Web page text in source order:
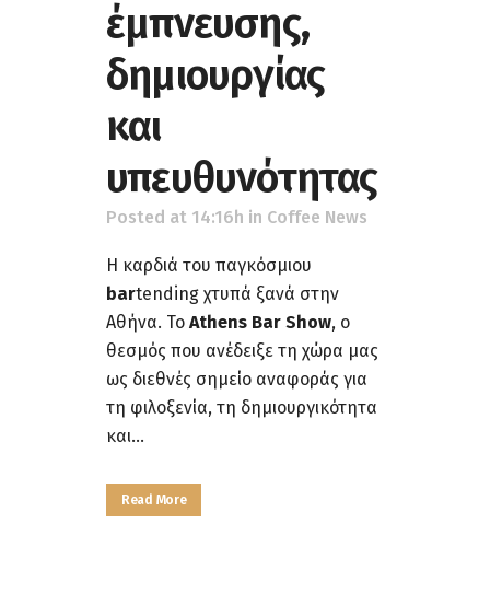
έμπνευσης,
δημιουργίας
και
υπευθυνότητας
Posted at 14:16h in Coffee News
Η καρδιά του παγκόσμιου
bartending χτυπά ξανά στην
Αθήνα. Το Athens Bar Show, ο
θεσμός που ανέδειξε τη χώρα μας
ως διεθνές σημείο αναφοράς για
τη φιλοξενία, τη δημιουργικότητα
και...
Read More